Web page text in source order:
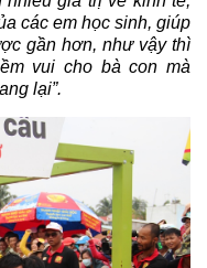
các em học sinh, giúp
gần hơn, như vậy thì
vui cho bà con mà
lại”.